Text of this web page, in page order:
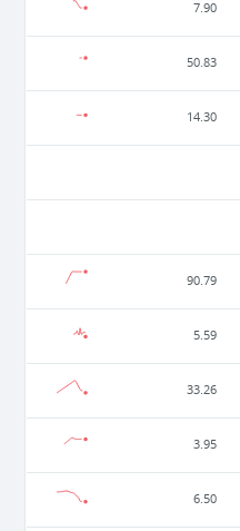
7.90
50.83
14.30
90.79
5.59
33.26
3.95
6.50